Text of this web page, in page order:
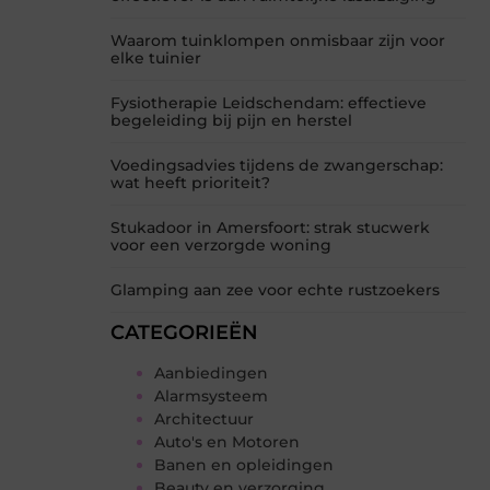
Waarom tuinklompen onmisbaar zijn voor
elke tuinier
Fysiotherapie Leidschendam: effectieve
begeleiding bij pijn en herstel
Voedingsadvies tijdens de zwangerschap:
wat heeft prioriteit?
Stukadoor in Amersfoort: strak stucwerk
voor een verzorgde woning
Glamping aan zee voor echte rustzoekers
CATEGORIEËN
Aanbiedingen
Alarmsysteem
Architectuur
Auto's en Motoren
Banen en opleidingen